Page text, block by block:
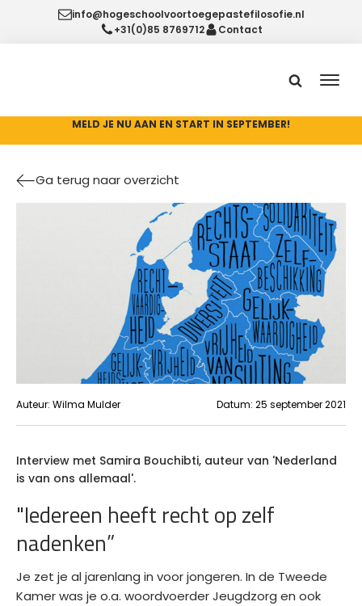
info@hogeschoolvoortoegepastefilosofie.nl
+31(0)85 8769712
Contact
MELD JE NU AAN EN START IN SEPTEMBER!
Ga terug naar overzicht
Auteur: Wilma Mulder Datum: 25 september 2021
Interview met Samira Bouchibti, auteur van 'Nederland
is van ons allemaal'.
"Iedereen heeft recht op zelf
nadenken”
Je zet je al jarenlang in voor jongeren. In de Tweede
Kamer was je o.a. woordvoerder Jeugdzorg en ook